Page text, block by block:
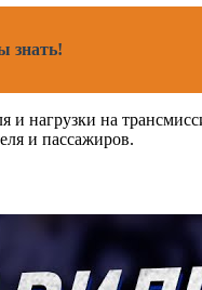
знать!
и нагрузки на
и пассажиров.